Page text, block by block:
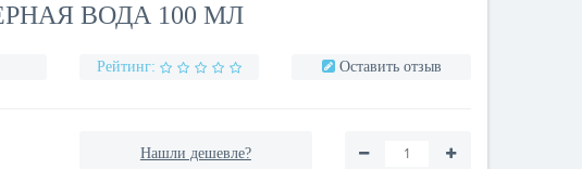
ВОДА 100 МЛ
Рейтинг: Оставить отзыв
Нашли дешевле?